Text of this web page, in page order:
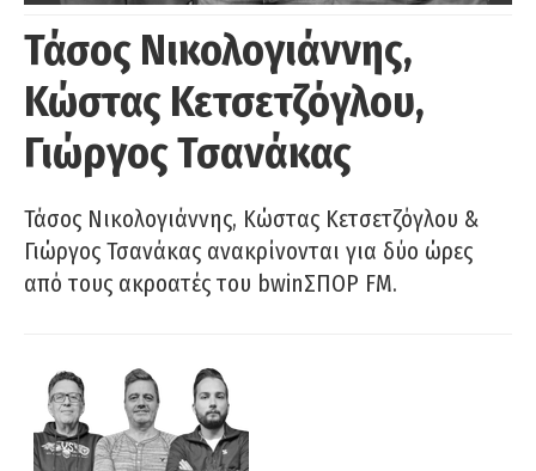
Τάσος Νικολογιάννης,
Κώστας Κετσετζόγλου,
Γιώργος Τσανάκας
Τάσος Νικολογιάννης, Κώστας Κετσετζόγλου &
Γιώργος Τσανάκας ανακρίνονται για δύο ώρες
από τους ακροατές του bwinΣΠΟΡ FM.